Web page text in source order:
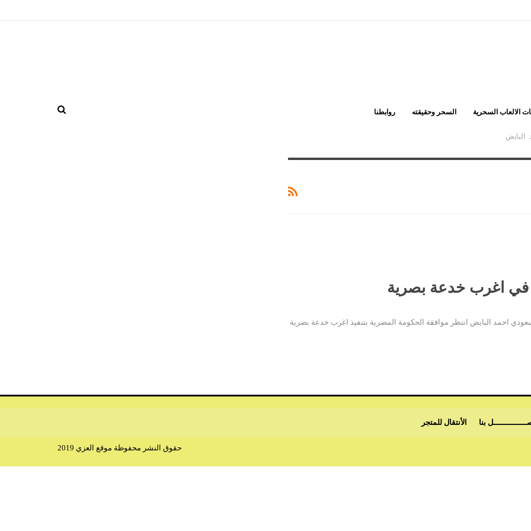
الالعاب السحرية السحر وحقيقته روابطنا
البايض
في اغرب خدعة بصرية
احمد البايض انتظر موافقة الحكومة المصرية بتنفيذ اغرب خدعة بصرية
بنا الأنتقال للمتجر
حقوق النشر محفوظة موقع العزي 2019